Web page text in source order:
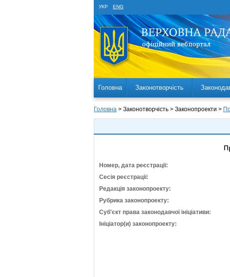
УКР ENG
Головна Законотворчість
Головна > Законотворчість > Законопроекти >
Номер, дата реєстрації:
Сесія реєстрації:
Редакція законопроекту:
Рубрика законопроекту:
Суб'єкт права законодавчої ініціативи:
Ініціатор(и) законопроекту: